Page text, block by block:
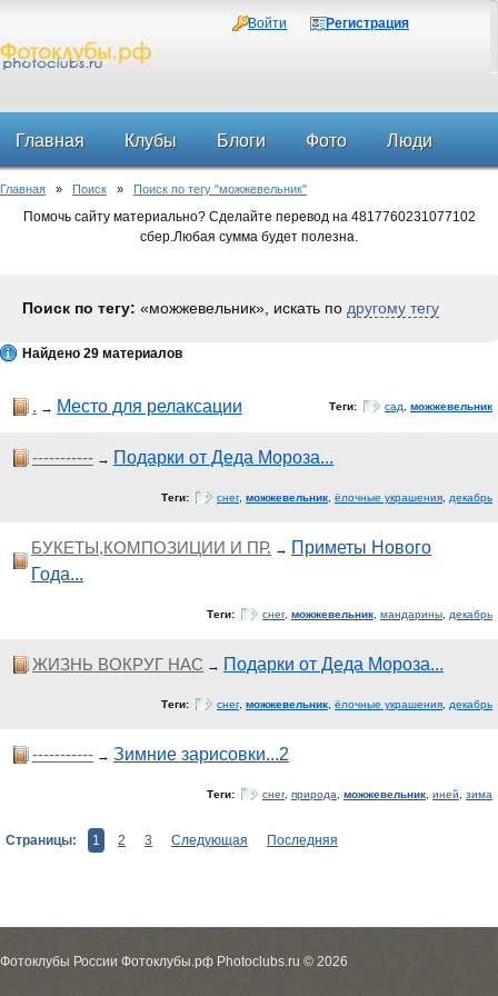
Войти Регистрация
Главная Клубы Блоги Фото Люди
Форум
Главная » Поиск » Поиск по тегу "можжевельник"
Помочь сайту материально? Сделайте перевод на 4817760231077102
сбер.Любая сумма будет полезна.
Поиск по тегу: «можжевельник», искать по другому тегу
Найдено 29 материалов
. → Место для релаксации Теги: сад можжевельник
----------- → Подарки от Деда Мороза...
Теги: снег, можжевельник ёлочные украшения декабрь
БУКЕТЫ,КОМПОЗИЦИИ И ПР. → Приметы Нового
Года...
Теги: снег, можжевельник мандарины декабрь
ЖИЗНЬ ВОКРУГ НАС → Подарки от Деда Мороза...
Теги: снег, можжевельник ёлочные украшения декабрь
----------- → Зимние зарисовки...2
Теги: снег, природа можжевельник иней зима
Страницы: 1 2 3 Следующая Последняя
Фотоклубы России Фотоклубы.рф Photoclubs.ru © 2026